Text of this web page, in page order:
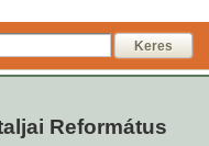
Keres
Református